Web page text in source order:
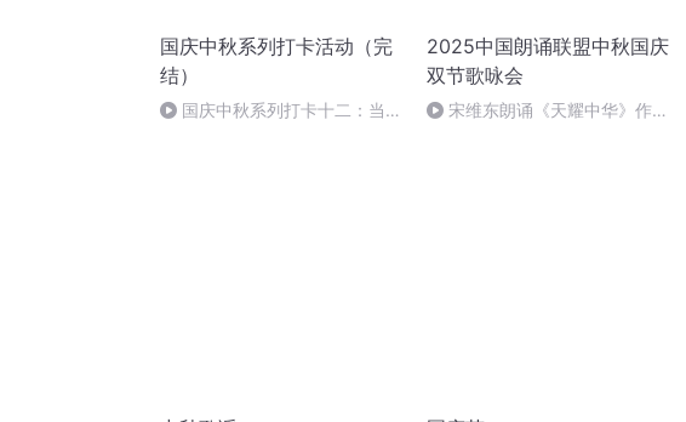
国庆中秋系列打卡活动（完
结）
国庆中秋系列打卡十二：当阳
2025中国朗诵联盟中秋国庆
双节歌咏会
宋维东朗诵《天耀中华》作